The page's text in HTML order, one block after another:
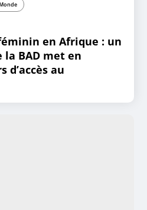
en Afrique : un
la BAD met en
d’accès au